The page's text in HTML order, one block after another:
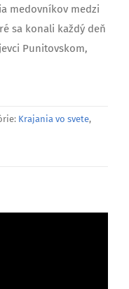
medovníkov medzi
sa konali každý deň
Punitovskom,
Krajania vo svete,